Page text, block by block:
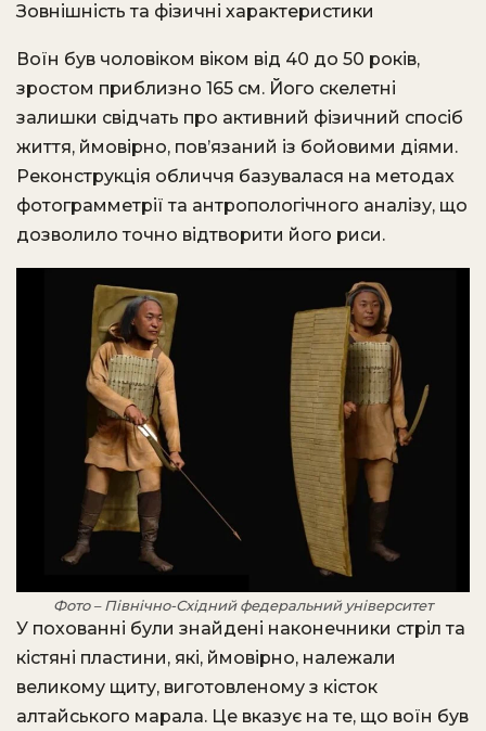
Зовнішність та фізичні характеристики
Воїн був чоловіком віком від 40 до 50 років,
зростом приблизно 165 см. Його скелетні
залишки свідчать про активний фізичний спосіб
життя, ймовірно, пов’язаний із бойовими діями.
Реконструкція обличчя базувалася на методах
фотограмметрії та антропологічного аналізу, що
дозволило точно відтворити його риси. ​
Фото – Північно-Східний федеральний університет
У похованні були знайдені наконечники стріл та
кістяні пластини, які, ймовірно, належали
великому щиту, виготовленому з кісток
алтайського марала. Це вказує на те, що воїн був